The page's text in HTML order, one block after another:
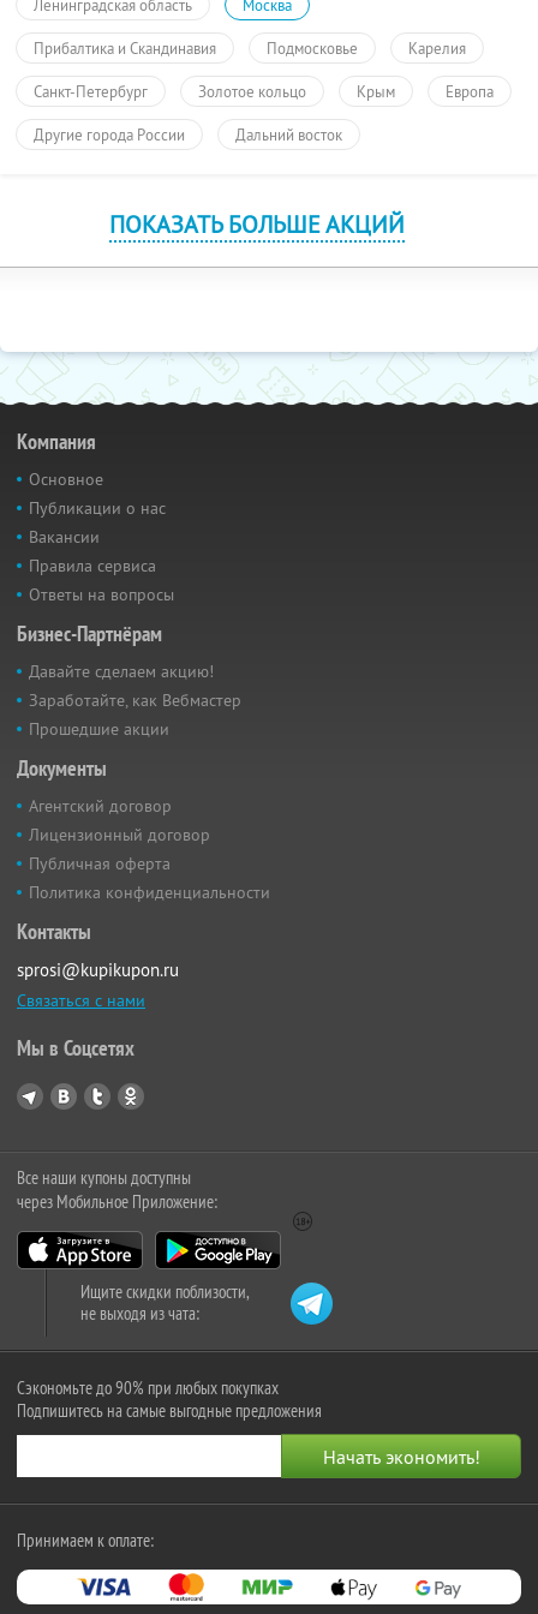
Ленинградская область Москва
Прибалтика и Скандинавия Подмосковье Карелия
Санкт-Петербург Золотое кольцо Крым Европа
Другие города России Дальний восток
ПОКАЗАТЬ БОЛЬШЕ АКЦИЙ
Компания
Основное
Публикации о нас
Вакансии
Правила сервиса
Ответы на вопросы
Бизнес-Партнёрам
Давайте сделаем акцию!
Заработайте, как Вебмастер
Прошедшие акции
Документы
Агентский договор
Лицензионный договор
Публичная оферта
Политика конфиденциальности
Контакты
sprosi@kupikupon.ru
Связаться с нами
Мы в Соцсетях
Все наши купоны доступны
через Мобильное Приложение:
Ищите скидки поблизости,
не выходя из чата:
Сэкономьте до 90% при любых покупках
Подпишитесь на самые выгодные предложения
Принимаем к оплате: